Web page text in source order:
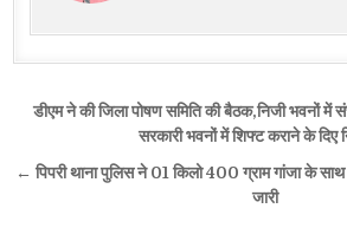
Post
navigation
डीएम ने की जिला पोषण समिति की बैठक,निजी भवनों में
सरकारी भवनों में शिफ्ट कराने के दिए
← पिपरी थाना पुलिस ने 01 किलो 400 ग्राम गांजा के
जारी